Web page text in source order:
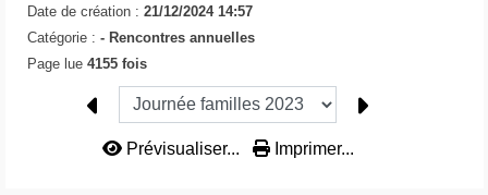
Date de création : 21/12/2024 14:57
Catégorie : - Rencontres annuelles
Page lue 4155 fois
Prévisualiser... Imprimer...